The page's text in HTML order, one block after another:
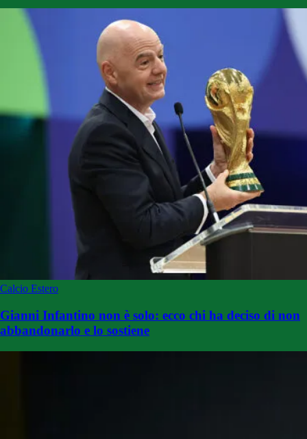
Calcio Estero
Gianni Infantino non è solo: ecco chi ha deciso di non
abbandonarlo e lo sostiene